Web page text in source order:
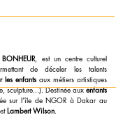
, est un centre culturel
de déceler les talents
les enfants aux métiers artistiques
sculpture...). Destinée auxenfants
sur l’île de NGOR à Dakar au
Lambert Wilson.